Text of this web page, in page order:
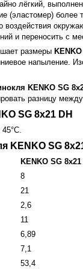
лёгкий,
(эластомер)
воздействия
и переносить с
размеры
напыление.
KENKO SG
разницу
SG 8x21 DH
KENKO SG
KENKO SG 8x21
8
21
2,6
11
6,89
7,1
53,4